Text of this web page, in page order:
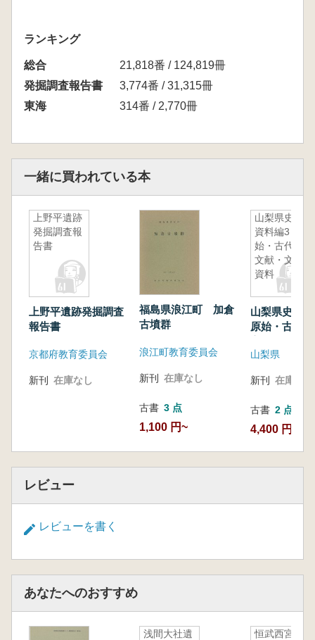
ランキング
総合
21,818番 / 124,819冊
発掘調査報告書
3,774番 / 31,315冊
東海
314番 / 2,770冊
一緒に買われている本
上野平遺跡
発掘調査報
告書
上野平遺跡発掘調査
報告書
京都府教育委員会
新刊 在庫なし
福島県浪江町 加倉
古墳群
浪江町教育委員会
新刊 在庫なし
古書 3 点
1,100 円~
山梨県史
資料編3 原
始・古代3
文献・文字
資料
山梨県史 資
原始・古代3
山梨県
新刊 在庫なし
古書 2 点
4,400 円~
レビュー
レビューを書く
あなたへのおすすめ
浅間大社遺
恒武西宮遺